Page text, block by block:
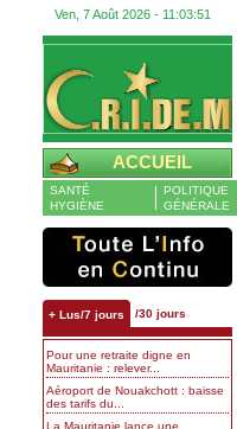
Ven, 7 Août 2026 - 11:03:51
ACCUEIL
SANTÉ
HYGIÈNE
POLITIQUE
GÉNÉRALE
+ Lus/7 jours /30 jours
Pour une retraite digne en
Mauritanie : relever...
Aéroport de Nouakchott : baisse
des tarifs du...
La Mauritanie lance une